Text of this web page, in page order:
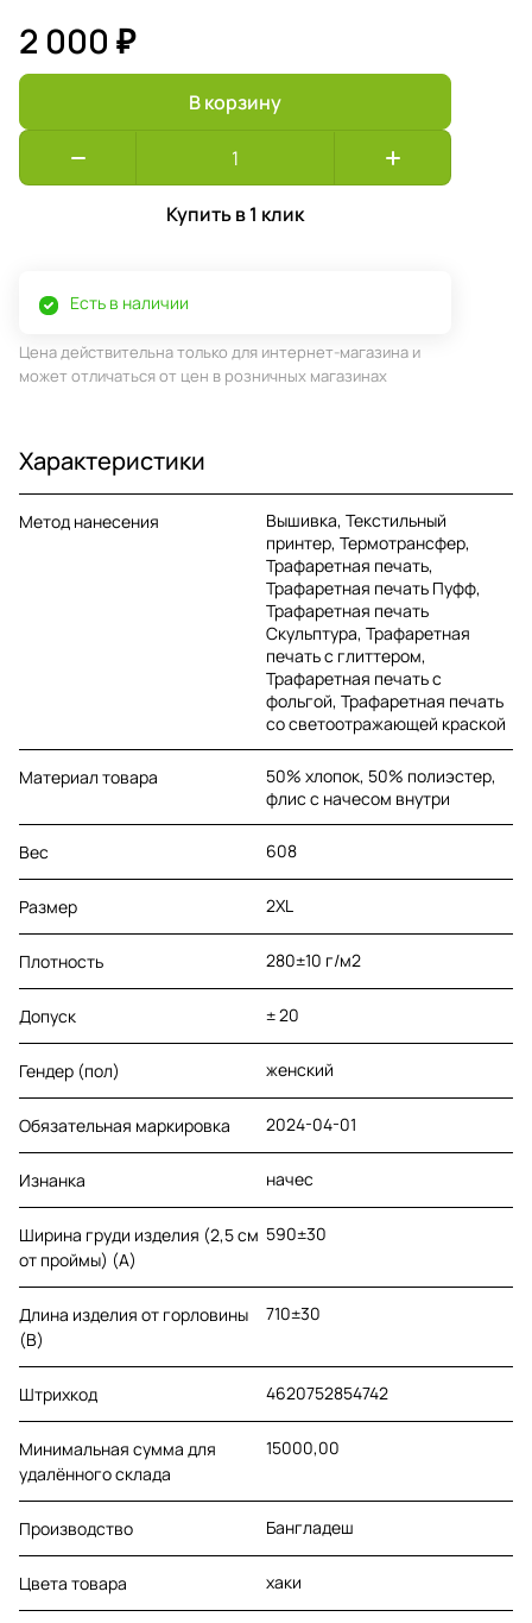
2 000 ₽
В корзину
Купить в 1 клик
Есть в наличии
Цена действительна только для интернет-магазина и
может отличаться от цен в розничных магазинах
Характеристики
Метод нанесения
Вышивка, Текстильный
принтер, Термотрансфер,
Трафаретная печать,
Трафаретная печать Пуфф,
Трафаретная печать
Скульптура, Трафаретная
печать с глиттером,
Трафаретная печать с
фольгой, Трафаретная печать
со светоотражающей краской
Материал товара
50% хлопок, 50% полиэстер,
флис с начесом внутри
Вес 608
Размер 2XL
Плотность 280±10 г/м2
Допуск ± 20
Гендер (пол) женский
Обязательная маркировка 2024-04-01
Изнанка начес
Ширина груди изделия (2,5 см
от проймы) (A)
590±30
Длина изделия от горловины
(B)
710±30
Штрихкод 4620752854742
Минимальная сумма для
удалённого склада
15000,00
Производство Бангладеш
Цвета товара хаки